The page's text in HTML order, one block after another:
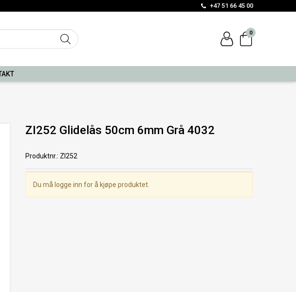
+47 51 66 45 00
0
ZI252 Glidelås 50cm 6mm Grå 4032
Produktnr.: ZI252
Du må logge inn for å kjøpe produktet.